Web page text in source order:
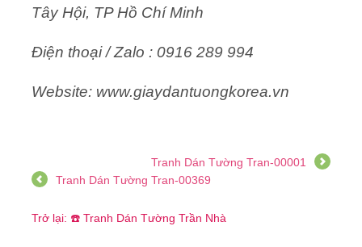
Tây Hội, TP Hồ Chí Minh
Điện thoại / Zalo : 0916 289 994
Website: www.giaydantuongkorea.vn
Tranh Dán Tường Tran-00001
Tranh Dán Tường Tran-00369
Trở lại: ☎️ Tranh Dán Tường Trần Nhà